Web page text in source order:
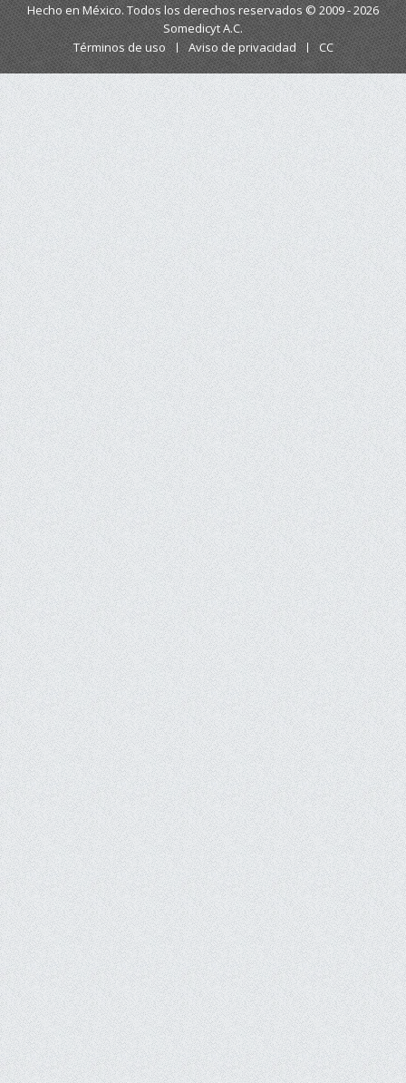
Hecho en México. Todos los derechos reservados © 2009 - 2026
Somedicyt A.C.
Términos de uso
Aviso de privacidad CC